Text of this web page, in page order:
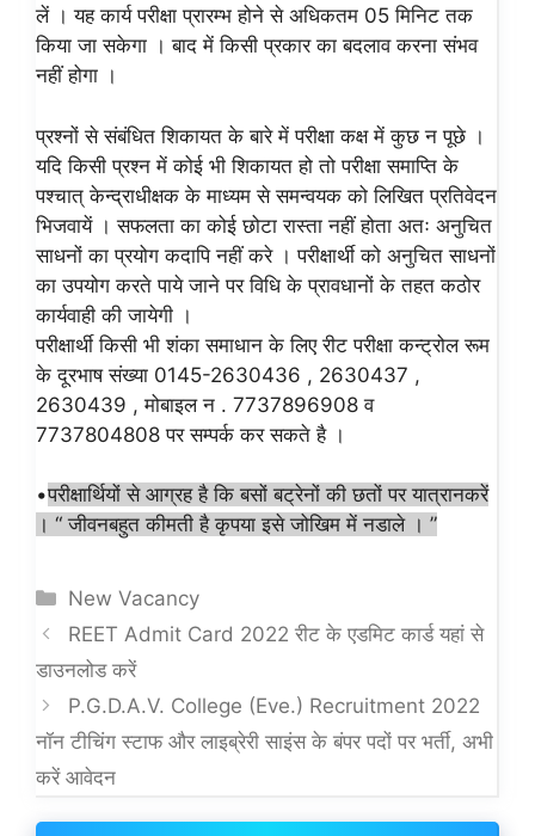
लें । यह कार्य परीक्षा प्रारम्भ होने से अधिकतम 05 मिनिट तक
किया जा सकेगा । बाद में किसी प्रकार का बदलाव करना संभव
नहीं होगा ।
प्रश्नों से संबंधित शिकायत के बारे में परीक्षा कक्ष में कुछ न पूछे ।
यदि किसी प्रश्न में कोई भी शिकायत हो तो परीक्षा समाप्ति के
पश्चात् केन्द्राधीक्षक के माध्यम से समन्वयक को लिखित प्रतिवेदन
भिजवायें । सफलता का कोई छोटा रास्ता नहीं होता अतः अनुचित
साधनों का प्रयोग कदापि नहीं करे । परीक्षार्थी को अनुचित साधनों
का उपयोग करते पाये जाने पर विधि के प्रावधानों के तहत कठोर
कार्यवाही की जायेगी ।
परीक्षार्थी किसी भी शंका समाधान के लिए रीट परीक्षा कन्ट्रोल रूम
के दूरभाष संख्या 0145-2630436 , 2630437 ,
2630439 , मोबाइल न . 7737896908 व
7737804808 पर सम्पर्क कर सकते है ।
•परीक्षार्थियों से आग्रह है कि बसों बट्रेनों की छतों पर यात्रानकरें
। “ जीवनबहुत कीमती है कृपया इसे जोखिम में नडाले । ”
Categories
New Vacancy
REET Admit Card 2022 रीट के एडमिट कार्ड यहां से
डाउनलोड करें
P.G.D.A.V. College (Eve.) Recruitment 2022
नॉन टीचिंग स्टाफ और लाइब्रेरी साइंस के बंपर पदों पर भर्ती, अभी
करें आवेदन